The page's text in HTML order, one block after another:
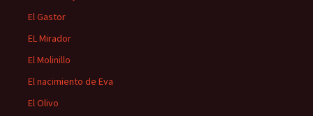
El Gastor
EL Mirador
El Molinillo
El nacimiento de Eva
El Olivo